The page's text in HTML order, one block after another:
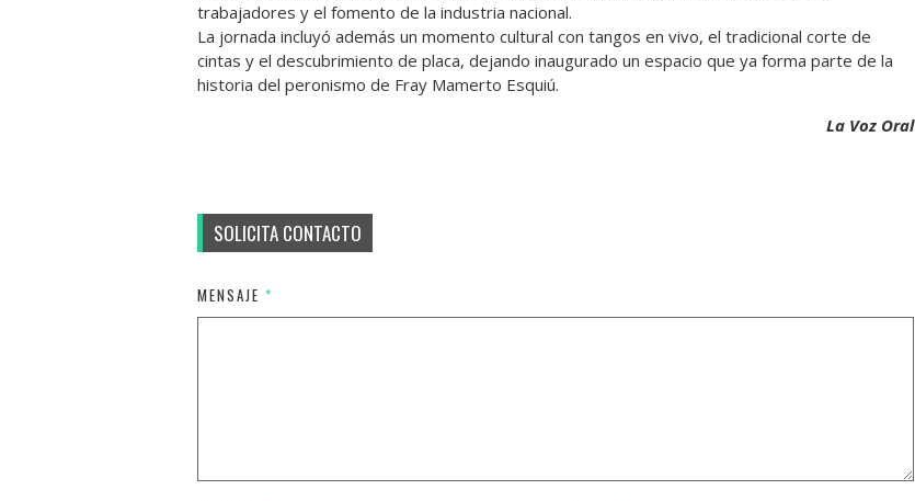
trabajadores y el fomento de la industria nacional.
La jornada incluyó además un momento cultural con tangos en vivo, el tradicional corte de
cintas y el descubrimiento de placa, dejando inaugurado un espacio que ya forma parte de la
historia del peronismo de Fray Mamerto Esquiú.
La Voz Oral
SOLICITA CONTACTO
MENSAJE *